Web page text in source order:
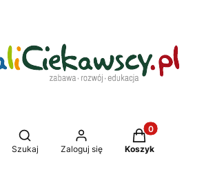
Otwórz wyszukiwarkę
Szukaj Zaloguj się
Produkty w
Koszyk